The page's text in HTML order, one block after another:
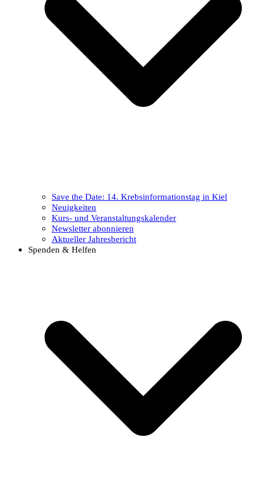
Save the Date: 14. Krebsinformationstag in Kiel
Neuigkeiten
Kurs- und Veranstaltungskalender
Newsletter abonnieren
Aktueller Jahresbericht
Spenden & Helfen